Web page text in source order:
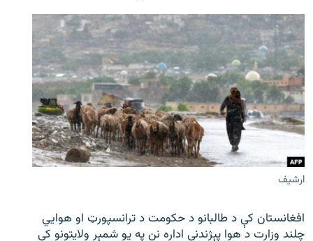
ارشیف
افغانستان کې د طالبانو د حکومت د ترانسپورټ او هوايي
چلند وزارت د هوا پېژندنې اداره نن په یو شمېر ولایتونو کې